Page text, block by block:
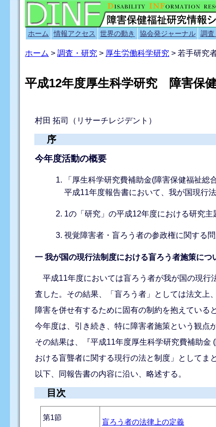
ホーム 情報アクセス 世界の動き 協会発ジャーナル 調査
ホーム >調査・研究 > 厚生労働科学研究 > 若手研究
平成12年度厚生科学研究 障害保
村田 拓司（リサーチレジデント）
序
今年度活動の概要
「厚生科学研究費補助金(障害保健福祉
平成11年度報告書において、我が国現行
1の「研究」の平成12年度における研究
視覚障害者・盲ろう者の参政権に関する
一 我が国の現行法制度における盲ろう者施策につ
平成11年度においては盲ろう者が我が国の現行
査した。その結果、「盲ろう者」としては法文上
障害を併せ有するために固有の制約を抱えている
今年度は、引き続き、特に障害者施策という観点
その結果は、『平成11年度厚生科学研究費補助
おける盲聾者に関する現行の法と制度」としてま
以下、同報告書の内容に沿い、略述する。
目次
第1節
盲ろう者の法律上の定義